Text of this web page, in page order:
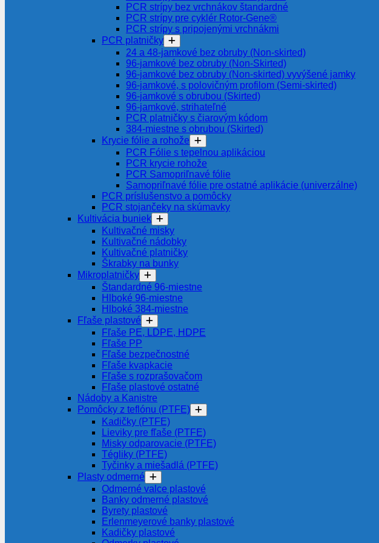
PCR strípy bez vrchnákov štandardné
PCR strípy pre cyklér Rotor-Gene®
PCR strípy s pripojenými vrchnákmi
PCR platničky
24 a 48-jamkové bez obruby (Non-skirted)
96-jamkové bez obruby (Non-Skirted)
96-jamkové bez obruby (Non-skirted) vyvýšené jamky
96-jamkové, s polovičným profilom (Semi-skirted)
96-jamkové s obrubou (Skirted)
96-jamkové, strihateľné
PCR platničky s čiarovým kódom
384-miestne s obrubou (Skirted)
Krycie fólie a rohože
PCR Fólie s tepelnou aplikáciou
PCR krycie rohože
PCR Samopriľnavé fólie
Samopriľnavé fólie pre ostatné aplikácie (univerzálne)
PCR príslušenstvo a pomôcky
PCR stojančeky na skúmavky
Kultivácia buniek
Kultivačné misky
Kultivačné nádobky
Kultivačné platničky
Škrabky na bunky
Mikroplatničky
Štandardné 96-miestne
Hlboké 96-miestne
Hlboké 384-miestne
Fľaše plastové
Fľaše PE, LDPE, HDPE
Fľaše PP
Fľaše bezpečnostné
Fľaše kvapkacie
Fľaše s rozprašovačom
Fľaše plastové ostatné
Nádoby a Kanistre
Pomôcky z teflónu (PTFE)
Kadičky (PTFE)
Lieviky pre fľaše (PTFE)
Misky odparovacie (PTFE)
Tégliky (PTFE)
Tyčinky a miešadlá (PTFE)
Plasty odmerné
Odmerné valce plastové
Banky odmerné plastové
Byrety plastové
Erlenmeyerové banky plastové
Kadičky plastové